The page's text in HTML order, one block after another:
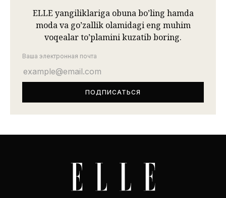
ELLE yangiliklariga obuna bo’ling hamda
moda va go’zallik olamidagi eng muhim
voqealar to’plamini kuzatib boring.
Ваша электронная почта